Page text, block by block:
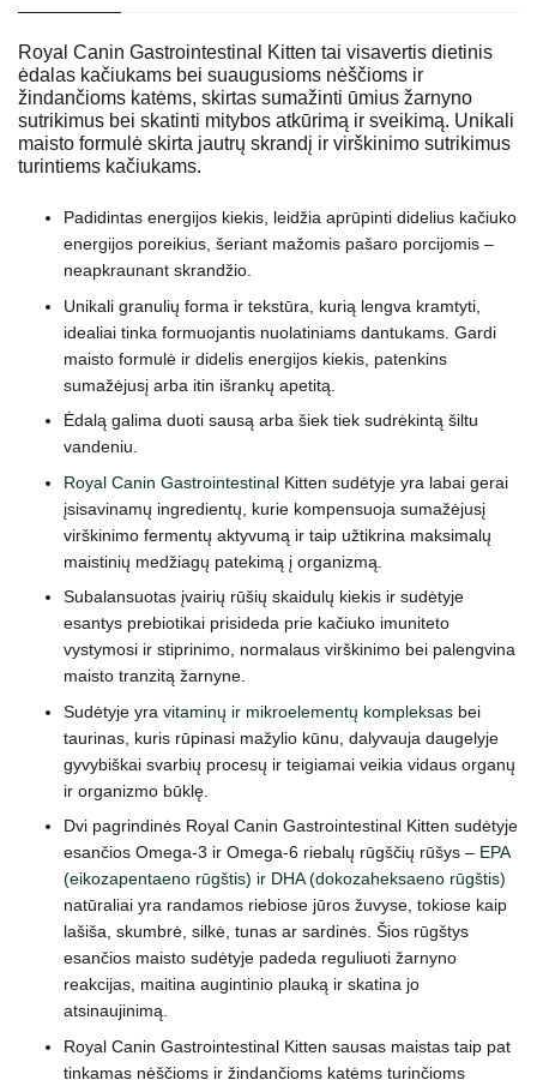
Royal Canin Gastrointestinal Kitten tai visavertis dietinis
ėdalas kačiukams bei suaugusioms nėščioms ir
žindančioms katėms, skirtas sumažinti ūmius žarnyno
sutrikimus bei skatinti mitybos atkūrimą ir sveikimą. Unikali
maisto formulė skirta jautrų skrandį ir virškinimo sutrikimus
turintiems kačiukams.
Padidintas energijos kiekis, leidžia aprūpinti didelius kačiuko
energijos poreikius, šeriant mažomis pašaro porcijomis –
neapkraunant skrandžio.
Unikali granulių forma ir tekstūra, kurią lengva kramtyti,
idealiai tinka formuojantis nuolatiniams dantukams. Gardi
maisto formulė ir didelis energijos kiekis, patenkins
sumažėjusį arba itin išrankų apetitą.
Ėdalą galima duoti sausą arba šiek tiek sudrėkintą šiltu
vandeniu.
Royal Canin Gastrointestinal Kitten sudėtyje yra labai gerai
įsisavinamų ingredientų, kurie kompensuoja sumažėjusį
virškinimo fermentų aktyvumą ir taip užtikrina maksimalų
maistinių medžiagų patekimą į organizmą.
Subalansuotas įvairių rūšių skaidulų kiekis ir sudėtyje
esantys prebiotikai prisideda prie kačiuko imuniteto
vystymosi ir stiprinimo, normalaus virškinimo bei palengvina
maisto tranzitą žarnyne.
Sudėtyje yra vitaminų ir mikroelementų kompleksasbei
taurinas, kuris rūpinasi mažylio kūnu, dalyvauja daugelyje
gyvybiškai svarbių procesų ir teigiamai veikia vidaus organų
ir organizmo būklę.
Dvi pagrindinės Royal Canin Gastrointestinal Kitten sudėtyje
esančios Omega-3 ir Omega-6 riebalų rūgščių rūšys – EPA
(eikozapentaeno rūgštis) ir DHA (dokozaheksaeno rūgštis)
natūraliai yra randamos riebiose jūros žuvyse, tokiose kaip
lašiša, skumbrė, silkė, tunas ar sardinės. Šios rūgštys
esančios maisto sudėtyje padeda reguliuoti žarnyno
reakcijas, maitina augintinio plauką ir skatina jo
atsinaujinimą.
Royal Canin Gastrointestinal Kitten sausas maistas taip pat
tinkamas nėščioms ir žindančioms katėms turinčioms